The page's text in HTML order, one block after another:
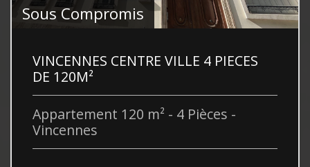
Sous Compromis
VINCENNES CENTRE VILLE 4 PIECES
DE 120M²
Appartement 120 m² - 4 Pièces -
Vincennes